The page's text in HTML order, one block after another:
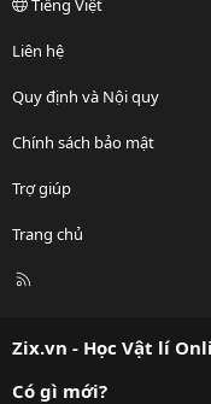
Liên hệ
Quy định và Nội quy
Chính sách bảo mật
Trợ giúp
Trang chủ
R
Zix.vn - Học Vật lí
Có gì mới?